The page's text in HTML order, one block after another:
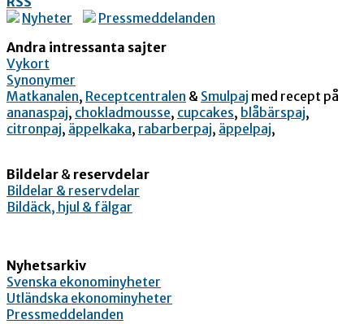
Nyheter
Pressmeddelanden
Andra intressanta sajter
Vykort
Synonymer
Matkanalen, Receptcentralen & Smulpaj med recept på
ananaspaj, chokladmousse, cupcakes, blåbärspaj,
citronpaj, äppelkaka, rabarberpaj, äppelpaj,
Bildelar & reservdelar
Bildelar & reservdelar
Bildäck, hjul & fälgar
Nyhetsarkiv
Svenska ekonominyheter
Utländska ekonominyheter
Pressmeddelanden